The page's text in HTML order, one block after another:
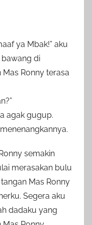
ya Mbak!” aku
di
Ronny terasa
agak gugup.
semakin
merasakan bulu
Mas Ronny
Segera aku
dadaku yang